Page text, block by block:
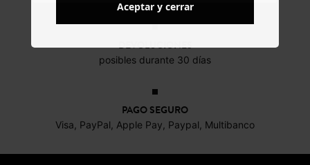
DEVOLUCIONES
posibles durante 30 días
PAGO SEGURO
Visa, PayPal, Apple Pay, Paypal, Multibanco
Aceptar y cerrar